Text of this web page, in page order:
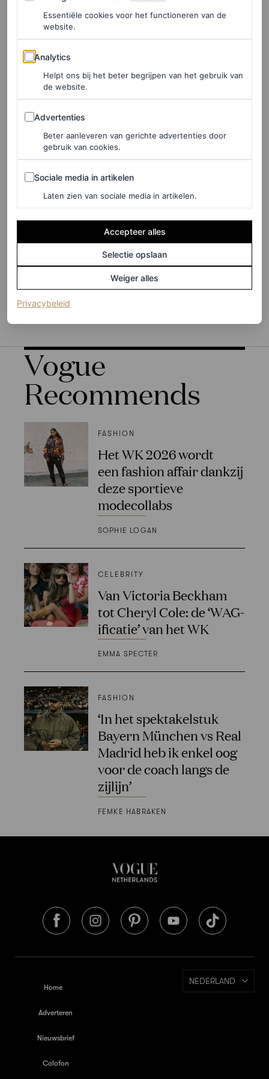
de campagne verschillende generaties van het
Nederlandse voetbal op een mooie manier met elkaar
verbindt.
De ontwerper achter de viral leopard suits
van Congo voor het WK leerde zichzelf
ontwerpen
ANNA CAFOLLA
Bekijk het interview met Patta’s creative director Vincent
van de Waal, stylist Tirino Yspol en founder Guillaume
Schmidt over de Patta x Nike x KNVB-collectie
Vogue
Recommends
FASHION
Het WK 2026 wordt
een fashion affair dankzij
deze sportieve
modecollabs
SOPHIE LOGAN
CELEBRITY
⁠⁠Van Victoria Beckham
tot Cheryl Cole: de ‘WAG-
ificatie’ van het WK
EMMA SPECTER
FASHION
‘In het spektakelstuk
Bayern München vs Real
Madrid heb ik enkel oog
voor de coach langs de
zijlijn’
FEMKE HABRAKEN
Home
Adverteren
Nieuwsbrief
Colofon
NEDERLAND
Essentiële cookies voor het functioneren van de
website.
Analytics
Analytics
Helpt ons bij het beter begrijpen van het gebruik van
de website.
Advertenties
Advertenties
Beter aanleveren van gerichte advertenties door
gebruik van cookies.
Sociale media in artikelen
Sociale media in artikelen
Laten zien van sociale media in artikelen.
Accepteer alles
Selectie opslaan
Weiger alles
Privacybeleid